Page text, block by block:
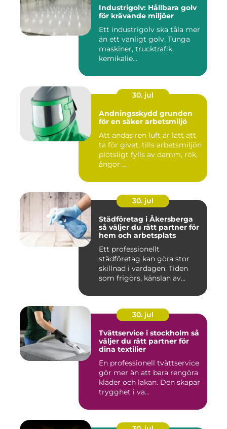
Industrigolv: Hållbara golv
för krävande miljöer
Ett industrigolv ska tåla mer
än ett vanligt golv. Tunga
maskiner, trucktrafik,
kemikalie...
30. jul
Andningsskydd grunden
för en säker arbetsmiljö
Att andas ren luft är lätt att
ta för givet, tills arbetsmiljön
plötsligt fylls av damm, rök,
ångor ...
30. jul
Städföretag i Åkersberga
så väljer du rätt partner för
hem och arbetsplats
Ett professionellt
städföretag kan göra stor
skillnad i vardagen. Tiden
som frigörs, känslan av
30. jul
Tvättservice i stockholm så
väljer du rätt partner för
dina textilier
En professionell tvättservice
gör mer än att bara rengöra
kläder och lakan. Den skapar
trygghet i va...